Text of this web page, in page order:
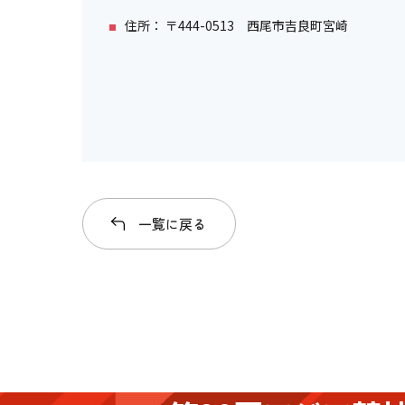
住所： 〒444-0513 西尾市吉良町宮崎
一覧に戻る